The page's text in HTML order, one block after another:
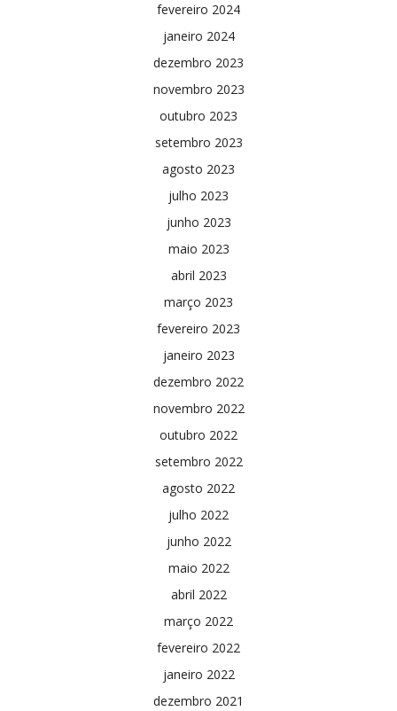
fevereiro 2024
janeiro 2024
dezembro 2023
novembro 2023
outubro 2023
setembro 2023
agosto 2023
julho 2023
junho 2023
maio 2023
abril 2023
março 2023
fevereiro 2023
janeiro 2023
dezembro 2022
novembro 2022
outubro 2022
setembro 2022
agosto 2022
julho 2022
junho 2022
maio 2022
abril 2022
março 2022
fevereiro 2022
janeiro 2022
dezembro 2021